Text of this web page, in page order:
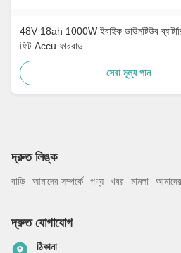
48V 18ah 1000W ইবাইক ডাউনটিউব
ফিট Accu ফাররাড
সেরা মূল্য পান
দ্রুত লিঙ্ক
বাড়ি আমাদের সম্পর্কে পণ্য খবর মামলা
দ্রুত যোগাযোগ
ঠিকানা